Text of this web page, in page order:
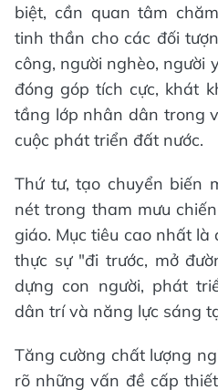
biệt, cần quan tâm
tinh thần cho các đối
công, người nghèo, người
đóng góp tích cực, khát
tầng lớp nhân dân trong
cuộc phát triển đất nước.
Thứ tư, tạo chuyển biến
nét trong tham mưu
giáo. Mục tiêu cao nhất
thực sự "đi trước, mở
dựng con người, phát
dân trí và năng lực sáng
Tăng cường chất lượng
rõ những vấn đề cấp